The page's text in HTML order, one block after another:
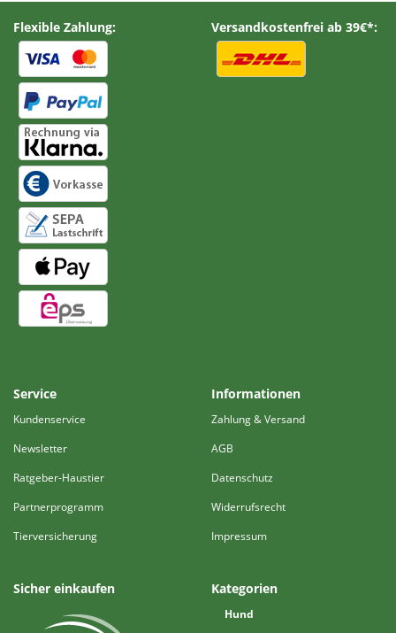
Flexible Zahlung: Versandkostenfrei ab 39€*:
Service
Kundenservice
Newsletter
Ratgeber-Haustier
Partnerprogramm
Tierversicherung
Informationen
Zahlung & Versand
AGB
Datenschutz
Widerrufsrecht
Impressum
Sicher einkaufen Kategorien
Hund